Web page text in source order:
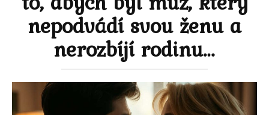
nepodvádí svou ženu a
nerozbíjí rodinu…